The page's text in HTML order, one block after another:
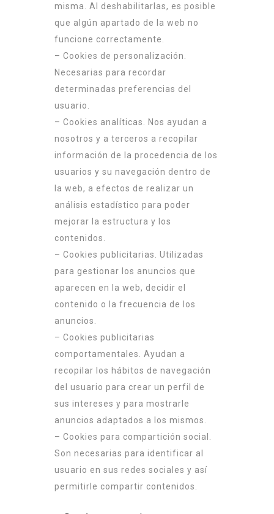
misma. Al deshabilitarlas, es posible
que algún apartado de la web no
funcione correctamente.
– Cookies de personalización.
Necesarias para recordar
determinadas preferencias del
usuario.
– Cookies analíticas. Nos ayudan a
nosotros y a terceros a recopilar
información de la procedencia de los
usuarios y su navegación dentro de
la web, a efectos de realizar un
análisis estadístico para poder
mejorar la estructura y los
contenidos.
– Cookies publicitarias. Utilizadas
para gestionar los anuncios que
aparecen en la web, decidir el
contenido o la frecuencia de los
anuncios.
– Cookies publicitarias
comportamentales. Ayudan a
recopilar los hábitos de navegación
del usuario para crear un perfil de
sus intereses y para mostrarle
anuncios adaptados a los mismos.
– Cookies para compartición social.
Son necesarias para identificar al
usuario en sus redes sociales y así
permitirle compartir contenidos.